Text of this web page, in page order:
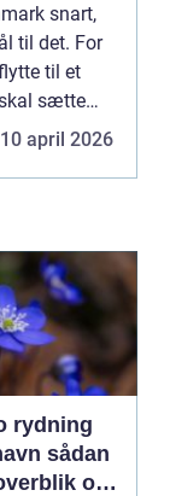
snart,
til det. For
til et
sætte
du skal ...
10 april 2026
rydning
og